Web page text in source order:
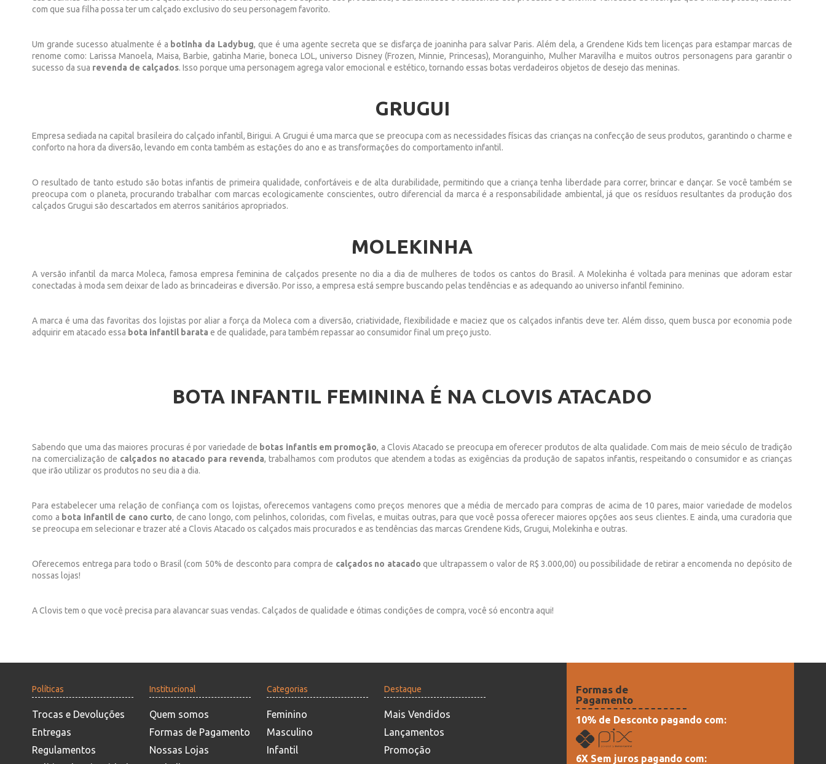
com que sua filha possa ter um calçado exclusivo do seu personagem favorito.
Um grande sucesso atualmente é a botinha da Ladybug, que é uma agente secreta que se disfarça de joaninha para salvar Paris. Além dela, a Grendene Kids tem licenças para estampar marcas de
renome como: Larissa Manoela, Maisa, Barbie, gatinha Marie, boneca LOL, universo Disney (Frozen, Minnie, Princesas), Moranguinho, Mulher Maravilha e muitos outros personagens para garantir o
sucesso da sua revenda de calçados. Isso porque uma personagem agrega valor emocional e estético, tornando essas botas verdadeiros objetos de desejo das meninas.
GRUGUI
Empresa sediada na capital brasileira do calçado infantil, Birigui. A Grugui é uma marca que se preocupa com as necessidades físicas das crianças na confecção de seus produtos, garantindo o charme e
conforto na hora da diversão, levando em conta também as estações do ano e as transformações do comportamento infantil.
O resultado de tanto estudo são botas infantis de primeira qualidade, confortáveis e de alta durabilidade, permitindo que a criança tenha liberdade para correr, brincar e dançar. Se você também se
preocupa com o planeta, procurando trabalhar com marcas ecologicamente conscientes, outro diferencial da marca é a responsabilidade ambiental, já que os resíduos resultantes da produção dos
calçados Grugui são descartados em aterros sanitários apropriados.
MOLEKINHA
A versão infantil da marca Moleca, famosa empresa feminina de calçados presente no dia a dia de mulheres de todos os cantos do Brasil. A Molekinha é voltada para meninas que adoram estar
conectadas à moda sem deixar de lado as brincadeiras e diversão. Por isso, a empresa está sempre buscando pelas tendências e as adequando ao universo infantil feminino.
A marca é uma das favoritas dos lojistas por aliar a força da Moleca com a diversão, criatividade, flexibilidade e maciez que os calçados infantis deve ter. Além disso, quem busca por economia pode
adquirir em atacado essa bota infantil barata e de qualidade, para também repassar ao consumidor final um preço justo.
BOTA INFANTIL FEMININA É NA CLOVIS ATACADO
Sabendo que uma das maiores procuras é por variedade de botas infantis em promoção, a Clovis Atacado se preocupa em oferecer produtos de alta qualidade. Com mais de meio século de tradição
na comercialização de calçados no atacado para revenda, trabalhamos com produtos que atendem a todas as exigências da produção de sapatos infantis, respeitando o consumidor e as crianças
que irão utilizar os produtos no seu dia a dia.
Para estabelecer uma relação de confiança com os lojistas, oferecemos vantagens como preços menores que a média de mercado para compras de acima de 10 pares, maior variedade de modelos
como a bota infantil de cano curto, de cano longo, com pelinhos, coloridas, com fivelas, e muitas outras, para que você possa oferecer maiores opções aos seus clientes. E ainda, uma curadoria que
se preocupa em selecionar e trazer até a Clovis Atacado os calçados mais procurados e as tendências das marcas Grendene Kids, Grugui, Molekinha e outras.
Oferecemos entrega para todo o Brasil (com 50% de desconto para compra de calçados no atacadoque ultrapassem o valor de R$ 3.000,00) ou possibilidade de retirar a encomenda no depósito de
nossas lojas!
A Clovis tem o que você precisa para alavancar suas vendas. Calçados de qualidade e ótimas condições de compra, você só encontra aqui!
Políticas
Trocas e Devoluções
Entregas
Regulamentos
Institucional
Quem somos
Formas de Pagamento
Nossas Lojas
Categorias
Feminino
Masculino
Infantil
Destaque
Mais Vendidos
Lançamentos
Promoção
Formas de
Pagamento
10% de Desconto pagando com:
6X Sem juros pagando com: